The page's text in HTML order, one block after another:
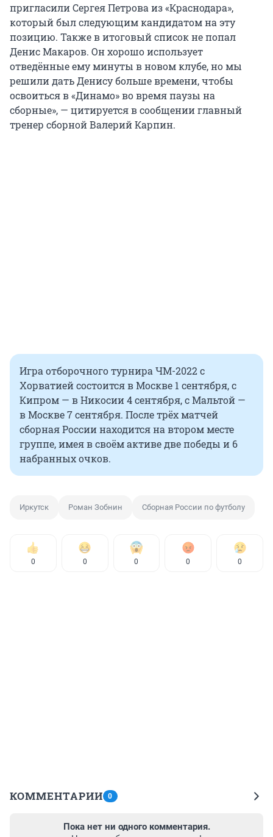
пригласили Сергея Петрова из «Краснодара»,
который был следующим кандидатом на эту
позицию. Также в итоговый список не попал
Денис Макаров. Он хорошо использует
отведённые ему минуты в новом клубе, но мы
решили дать Денису больше времени, чтобы
освоиться в «Динамо» во время паузы на
сборные», — цитируется в сообщении главный
тренер сборной Валерий Карпин.
Игра отборочного турнира ЧМ-2022 с
Хорватией состоится в Москве 1 сентября, с
Кипром — в Никосии 4 сентября, с Мальтой —
в Москве 7 сентября. После трёх матчей
сборная России находится на втором месте
группе, имея в своём активе две победы и 6
набранных очков.
Иркутск Роман Зобнин Сборная России по футболу
0 0 0 0 0
КОММЕНТАРИИ 0
Пока нет ни одного комментария.